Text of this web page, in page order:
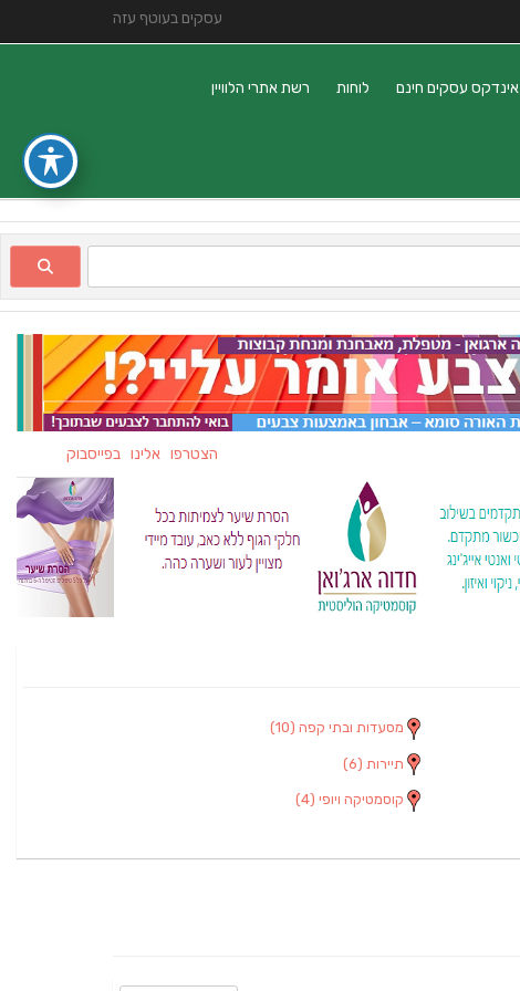
עסקים בעוטף עזה
אינדקס עסקים חינם לוחות רשת אתרי הלוויין
הצטרפו אלינו בפייסבוק
מסעדות ובתי קפה (10)
תיירות (6)
קוסמטיקה ויופי (4)